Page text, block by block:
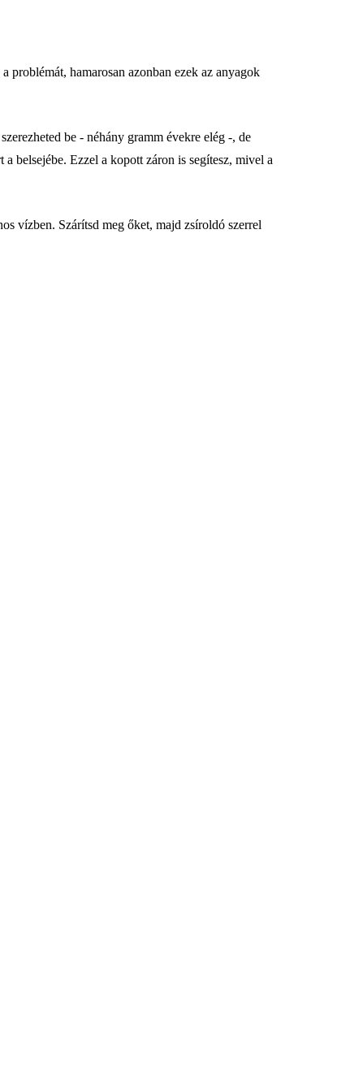
hamarosan azonban ezek az anyagok
be - néhány gramm évekre elég -, de
belsejébe. Ezzel a kopott záron is segítesz, mivel a
vízben. Szárítsd meg őket, majd zsíroldó szerrel